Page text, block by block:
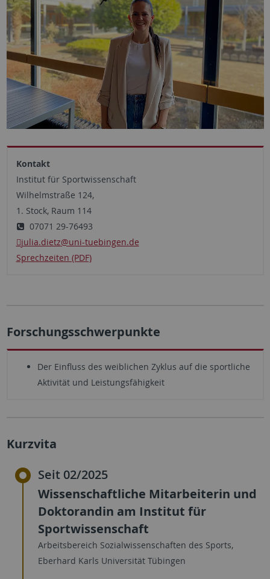
Kontakt
Institut für Sportwissenschaft
Wilhelmstraße 124,
1. Stock, Raum 114
07071 29-76493
julia.dietz@uni-tuebingen.de
Sprechzeiten (PDF)
Forschungsschwerpunkte
Der Einfluss des weiblichen Zyklus auf die sportliche
Aktivität und Leistungsfähigkeit
Kurzvita
Seit 02/2025
Wissenschaftliche Mitarbeiterin und
Doktorandin am Institut für
Sportwissenschaft
Arbeitsbereich Sozialwissenschaften des Sports,
Eberhard Karls Universität Tübingen